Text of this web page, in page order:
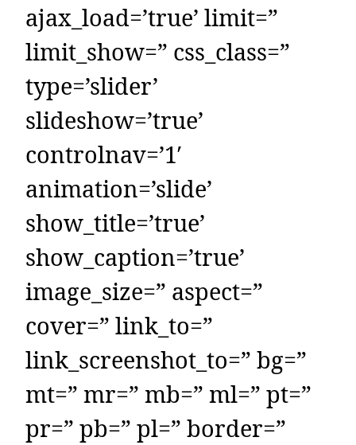
ajax_load=’true’ limit=”
limit_show=” css_class=”
type=’slider’
slideshow=’true’
controlnav=’1′
animation=’slide’
show_title=’true’
show_caption=’true’
image_size=” aspect=”
cover=” link_to=”
link_screenshot_to=” bg=”
mt=” mr=” mb=” ml=” pt=”
pr=” pb=” pl=” border=”